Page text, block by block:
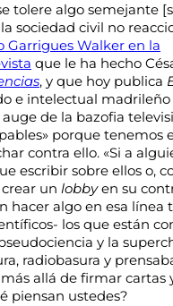
tolere algo semejante
sociedad civil no
Garrigues Walker en la
que le ha hecho
, y que hoy publica
e intelectual madrileño
de la bazofia
porque tenemos
contra ello. «Si a
escribir sobre ellos o,
un lobbyen su
hacer algo en esa línea
los que están
y la
radiobasura y
allá de firmar cartas
piensan ustedes?